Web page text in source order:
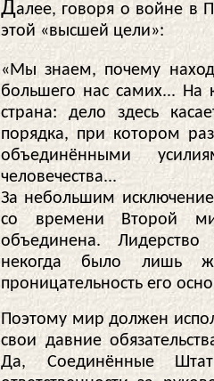
Далее, говоря о войне в
этой «высшей цели»:
«Мы знаем, почему
большего нас самих... На
страна: дело здесь
порядка, при котором
объединёнными
человечества...
За небольшим
со времени Второй
объединена.
некогда было лишь
проницательность его
Поэтому мир должен
свои давние
Да, Соединённые